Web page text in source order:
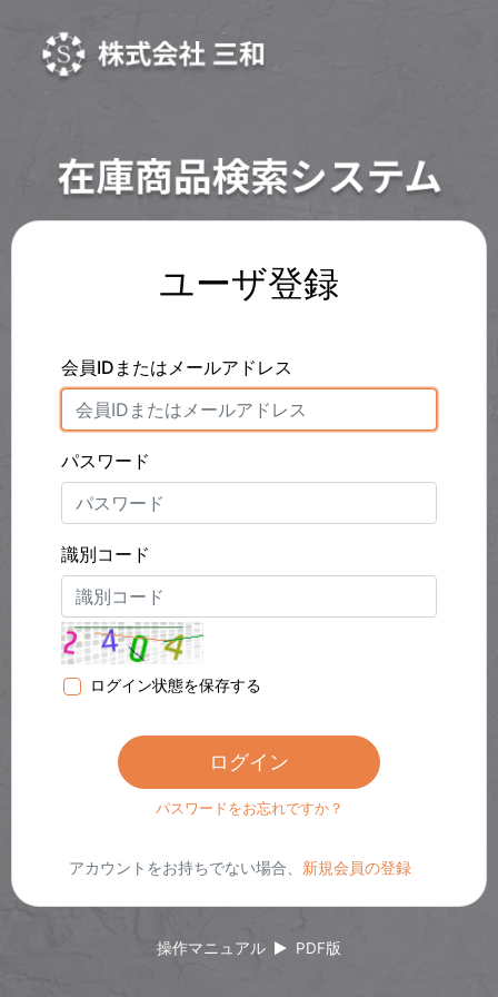
ユーザ登録
会員IDまたはメールアドレス
パスワード
識別コード
ログイン状態を保存する
ログイン
パスワードをお忘れですか？
アカウントをお持ちでない場合、 新規会員の登録
操作マニュアル PDF版